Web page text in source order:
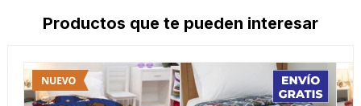
Productos que te pueden interesar